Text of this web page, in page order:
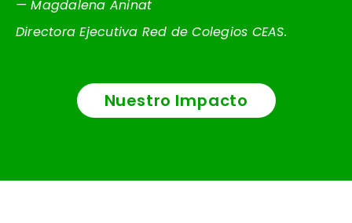
— Magdalena Aninat
Directora Ejecutiva Red de Colegios CEAS.
Nuestro Impacto